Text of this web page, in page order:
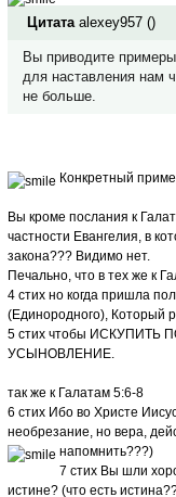
Цитата alexey957 ()
Вы приводите
для наставления нам
не больше.
Конкретный
Вы кроме послания к
частности Евангелия, в
закона??? Видимо нет.
Печально, что в тех же к
4 стих но когда пришла
(Единородного),
5 стих чтобы ИСКУПИТЬ
УСЫНОВЛЕНИЕ.
так же к Галатам 5:6-8
6 стих Ибо во Христе
необрезание, но вера,
напомнить???)
7 стих Вы шли
истине? (что есть